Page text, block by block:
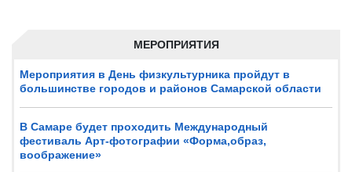
МЕРОПРИЯТИЯ
Мероприятия в День физкультурника пройдут в
большинстве городов и районов Самарской области
В Самаре будет проходить Международный
фестиваль Арт-фотографии «Форма,образ,
воображение»